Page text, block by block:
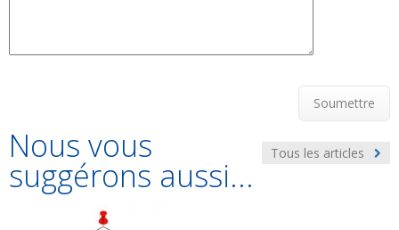
Soumettre
Tous les articles
Nous vous
suggérons aussi...